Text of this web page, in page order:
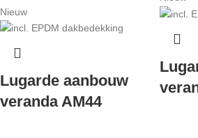
Nieuw
Lugarde aanbouw
veranda AM44